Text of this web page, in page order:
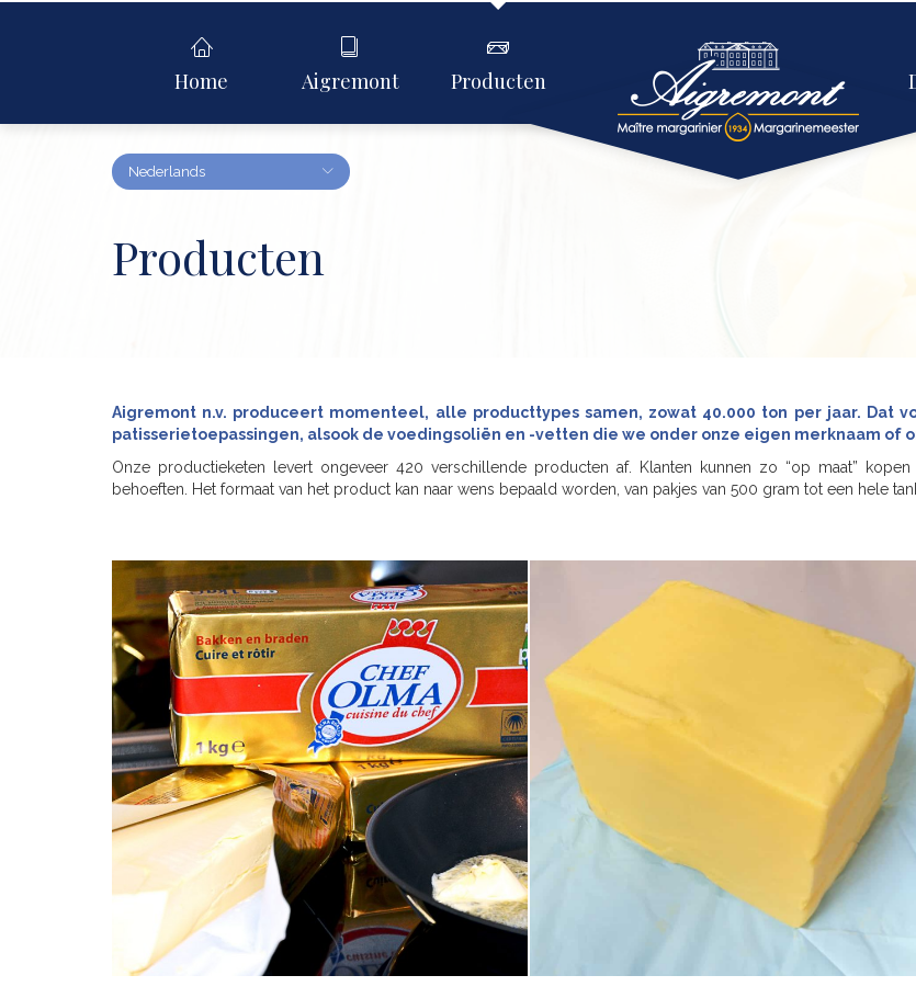
Home Aigremont Producten
Nederlands
Producten
Aigremont n.v. produceert momenteel, alle producttypes samen, zowat 40.000 ton per jaar. Dat
patisserietoepassingen, alsook de voedingsoliën en -vetten die we onder onze eigen merknaam of
Onze productieketen levert ongeveer 420 verschillende producten af. Klanten kunnen zo “op maat”
behoeften. Het formaat van het product kan naar wens bepaald worden, van pakjes van 500 gram tot een hele